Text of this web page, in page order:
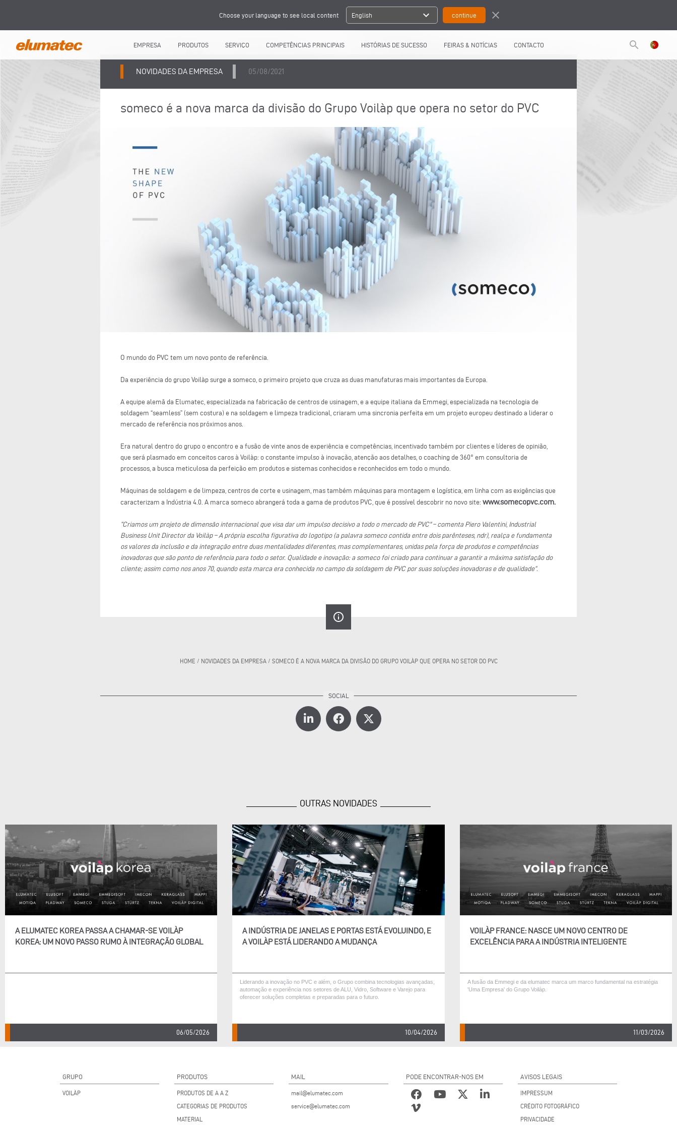
Choose your language to see local content English expand_more close
EMPRESA PRODUTOS SERVIÇO COMPETÊNCIAS PRINCIPAIS HISTÓRIAS DE SUCESSO FEIRAS & NOTÍCIAS CONTACTO search
NOVIDADES DA EMPRESA 05/08/2021
someco é a nova marca da divisão do Grupo Voilàp que opera no setor do PVC
O mundo do PVC tem um novo ponto de referência.
Da experiência do grupo Voilàp surge a someco, o primeiro projeto que cruza as duas manufaturas mais importantes da Europa.
A equipe alemã da Elumatec, especializada na fabricação de centros de usinagem, e a equipe italiana da Emmegi, especializada na tecnologia de
soldagem “seamless” (sem costura) e na soldagem e limpeza tradicional, criaram uma sincronia perfeita em um projeto europeu destinado a liderar o
mercado de referência nos próximos anos.
Era natural dentro do grupo o encontro e a fusão de vinte anos de experiência e competências, incentivado também por clientes e líderes de opinião,
que será plasmado em conceitos caros à Voilàp: o constante impulso à inovação, atenção aos detalhes, o coaching de 360° em consultoria de
processos, a busca meticulosa da perfeição em produtos e sistemas conhecidos e reconhecidos em todo o mundo.
Máquinas de soldagem e de limpeza, centros de corte e usinagem, mas também máquinas para montagem e logística, em linha com as exigências que
caracterizam a Indústria 4.0. A marca someco abrangerá toda a gama de produtos PVC, que é possível descobrir no novo site: www.somecopvc.com.
“Criamos um projeto de dimensão internacional que visa dar um impulso decisivo a todo o mercado de PVC" – comenta Piero Valentini, Industrial
Business Unit Director da Voilàp – A própria escolha figurativa do logotipo (a palavra someco contida entre dois parênteses, ndr), realça e fundamenta
os valores da inclusão e da integração entre duas mentalidades diferentes, mas complementares, unidas pela força de produtos e competências
inovadoras que são ponto de referência para todo o setor. Qualidade e inovação: a someco foi criado para continuar a garantir a máxima satisfação do
cliente; assim como nos anos 70, quando esta marca era conhecida no campo da soldagem de PVC por suas soluções inovadoras e de qualidade”.
info_outline
HOME / NOVIDADES DA EMPRESA/ SOMECO É A NOVA MARCA DA DIVISÃO DO GRUPO VOILÀP QUE OPERA NO SETOR DO PVC
OUTRAS NOVIDADES
A ELUMATEC KOREA PASSA A CHAMAR-SE VOILÀP
KOREA: UM NOVO PASSO RUMO À INTEGRAÇÃO GLOBAL
06/05/2026
A INDÚSTRIA DE JANELAS E PORTAS ESTÁ EVOLUINDO, E
A VOILÀP ESTÁ LIDERANDO A MUDANÇA
Liderando a inovação no PVC e além, o Grupo combina tecnologias avançadas,
automação e experiência nos setores de ALU, Vidro, Software e Varejo para
oferecer soluções completas e preparadas para o futuro.
10/04/2026
VOILÀP FRANCE: NASCE UM NOVO CENTRO DE
EXCELÊNCIA PARA A INDÚSTRIA INTELIGENTE
A fusão da Emmegi e da elumatec marca um marco fundamental na estratégia
'Uma Empresa' do Grupo Voilàp.
11/03/2026
GRUPO
VOILÀP
PRODUTOS
PRODUTOS DE A A Z
CATEGORIAS DE PRODUTOS
MATERIAL
MAIL
mail@elumatec.com
service@elumatec.com
PODE ENCONTRAR-NOS EM AVISOS LEGAIS
IMPRESSUM
CRÉDITO FOTOGRÁFICO
PRIVACIDADE